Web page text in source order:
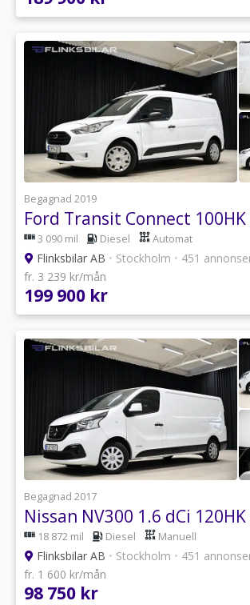
Begagnad 2019
3 090 mil Diesel Automat
Flinksbilar AB • Stockholm • 451
fr. 3 239 kr/mån
199 900 kr
Begagnad 2017
18 872 mil Diesel Manuell
Flinksbilar AB • Stockholm • 451
fr. 1 600 kr/mån
98 750 kr